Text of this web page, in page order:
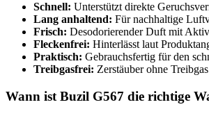
Schnell: Unterstützt direkte
Lang anhaltend: Für nachhaltige
Frisch: Desodorierender Duft mit
Fleckenfrei: Hinterlässt laut
Praktisch: Gebrauchsfertig für den
Treibgasfrei: Zerstäuber ohne
Wann ist Buzil G567 die richtige